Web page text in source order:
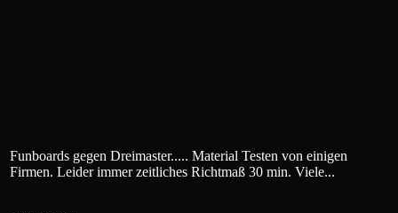
Funboards gegen Dreimaster..... Material Testen von einigen
Firmen. Leider immer zeitliches Richtmaß 30 min. Viele...